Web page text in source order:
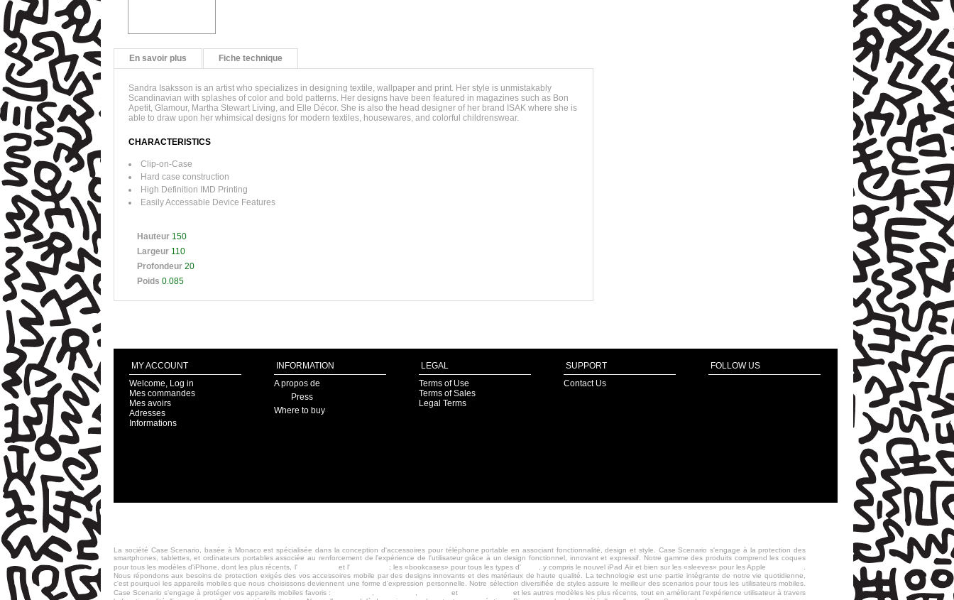
En savoir plus Fiche technique
Sandra Isaksson is an artist who specializes in designing textile, wallpaper and print. Her style is unmistakably
Scandinavian with splashes of color and bold patterns. Her designs have been featured in magazines such as Bon
Apetit, Glamour, Martha Stewart Living, and Elle Décor. She is also the head designer of her brand ISAK where she is
able to draw upon her whimsical designs for modern textiles, housewares, and colorful childrenswear.
CHARACTERISTICS
Clip-on-Case
Hard case construction
High Definition IMD Printing
Easily Accessable Device Features
Hauteur 150
Largeur 110
Profondeur 20
Poids 0.085
MY ACCOUNT
Welcome, Log in
Mes commandes
Mes avoirs
Adresses
Informations
INFORMATION
A propos de
Press
Where to buy
LEGAL
Terms of Use
Terms of Sales
Legal Terms
SUPPORT
Contact Us
FOLLOW US
La société Case Scenario, basée à Monaco est spécialisée dans la conception d'accessoires pour téléphone portable en associant fonctionnalité, design et style. Case Scenario s'engage à la protection des
smartphones, tablettes, et ordinateurs portables associée au renforcement de l'expérience de l'utilisateur grâce à un design fonctionnel, innovant et expressif. Notre gamme des produits comprend les coques
pour tous les modèles d'iPhone, dont les plus récents, l'iPhone 5s et l'iPhone 5c ; les «bookcases» pour tous les types d' , y compris le nouvel iPad Air et bien sur les «sleeves» pour les Apple
Nous répondons aux besoins de protection exigés des vos accessoires mobile par des designs innovants et des matériaux de haute qualité. La technologie est une partie intégrante de notre vie quotidienne,
c'est pourquoi les appareils mobiles que nous choisissons deviennent une forme d'expression personnelle. Notre sélection diversifiée de styles assure le meilleur des scenarios pour tous les utilisateurs mobiles.
Case Scenario s'engage à protéger vos appareils mobiles favoris :
et
et les autres modèles les plus récents, tout en améliorant l'expérience utilisateur à travers